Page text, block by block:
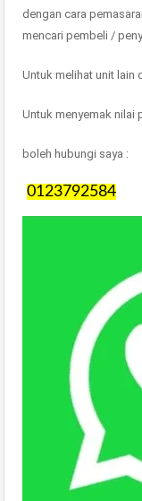
dengan cara
mencari pembeli /
Untuk melihat unit lain
Untuk menyemak nilai
boleh hubungi saya :
0123792584